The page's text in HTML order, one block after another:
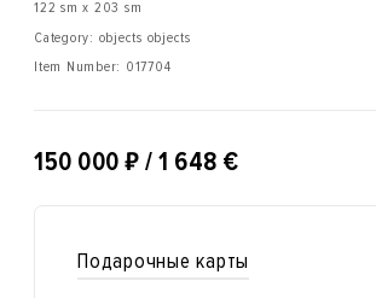
122 sm x 203 sm
Category: objects objects
Item Number: 017704
150 000 ₽ / 1 648 €
Подарочные карты